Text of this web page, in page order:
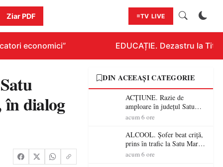
Ziar PDF TV LIVE
economici” EDUCAȚIE. Dezastru la
dialog
DIN ACEEAȘI CATEGORIE
ACȚIUNE. Razie de
amploare în județul Satu
Mare! Polițiștii au dat sute
șoferi fără permis într-o
singură zi
acum 6 ore
ALCOOL. Șofer beat criță,
prins în trafic la Satu Mare!
Alcoolemie uriașă
acum 6 ore